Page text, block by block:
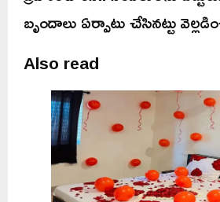
బృందాలు ఏర్పాటు చేసినట్టు
Also read